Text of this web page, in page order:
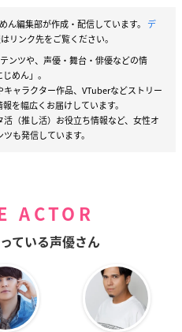
ん編集部が作成・配信しています。 デ
リンク先をご覧ください。
ンツや、声優・舞台・俳優などの情
めん」。
ャラクター作品、VTuberなどストリー
を幅広くお届けしています。
（推し活）お役立ち情報など、女性オ
も発信しています。
ACTOR
ている声優さん